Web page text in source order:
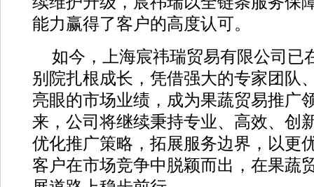
能力赢得了客户的高度认可。
如今，上海宸祎瑞贸易有限公司已
别院扎根成长，凭借强大的专家团队
亮眼的市场业绩，成为果蔬贸易推广
来，公司将继续秉持专业、高效、创
优化推广策略，拓展服务边界，以更
客户在市场竞争中脱颖而出，在果蔬